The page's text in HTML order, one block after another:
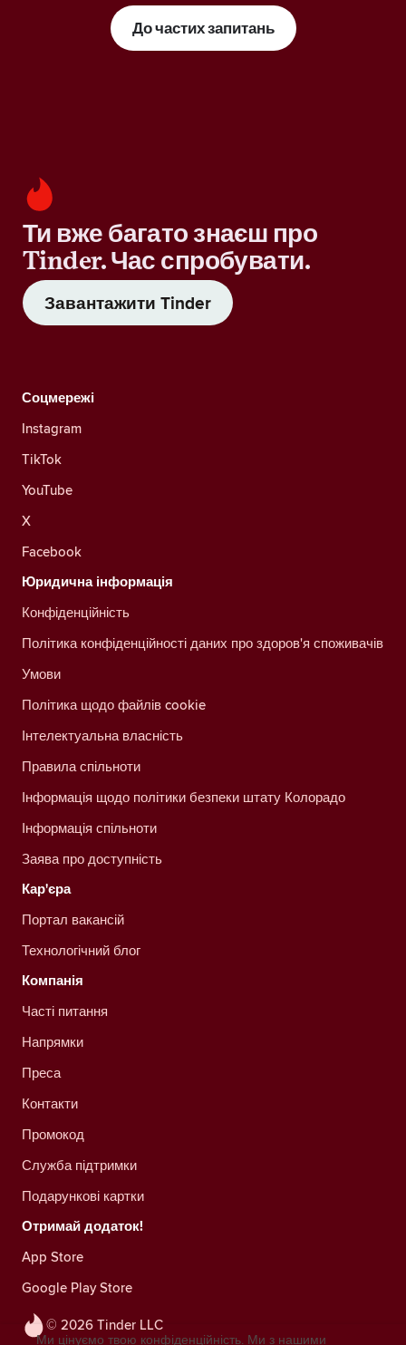
До частих запитань
Ти вже багато знаєш про
Tinder. Час спробувати.
Завантажити Tinder
© 2026 Tinder LLC
Соцмережі
Instagram
TikTok
YouTube
X
Facebook
Юридична інформація
Конфіденційність
Політика конфіденційності даних про здоров'я споживачів
Умови
Політика щодо файлів cookie
Інтелектуальна власність
Правила спільноти
Інформація щодо політики безпеки штату Колорадо
Інформація спільноти
Заява про доступність
Кар'єра
Портал вакансій
Технологічний блог
Компанія
Часті питання
Напрямки
Преса
Контакти
Промокод
Служба підтримки
Подарункові картки
Отримай додаток!
App Store
Google Play Store
Ми цінуємо твою конфіденційність. Ми з нашими